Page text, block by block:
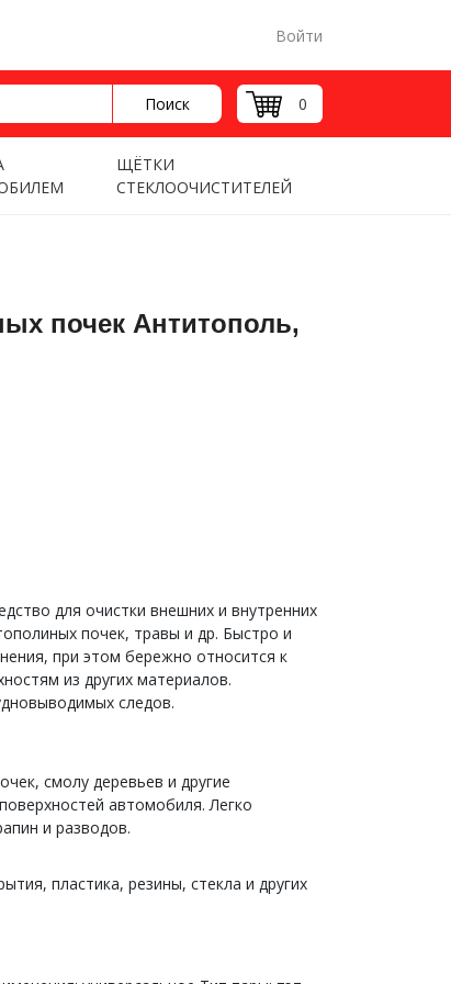
Войти
Поиск 0
ЩЁТКИ
СТЕКЛООЧИСТИТЕЛЕЙ
почек Антитополь,
для очистки внешних и внутренних
почек, травы и др. Быстро и
при этом бережно относится к
из других материалов.
следов.
смолу деревьев и другие
автомобиля. Легко
и разводов.
пластика, резины, стекла и других